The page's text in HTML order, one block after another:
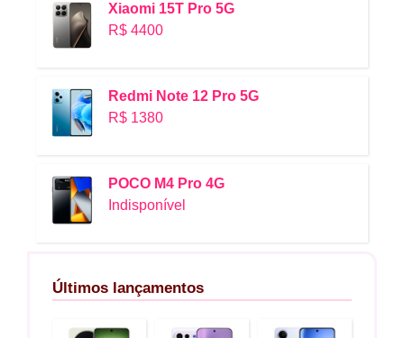
Xiaomi 15T Pro 5G
R$ 4400
Redmi Note 12 Pro 5G
R$ 1380
POCO M4 Pro 4G
Indisponível
Últimos lançamentos